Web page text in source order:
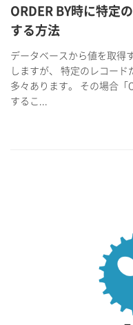
ORDER BY時に特定
する方法
データベースから値を取得
しますが、 特定のレコー
多々あります。 その場合「
するこ...